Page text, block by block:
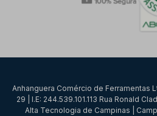
Anhanguera Comércio de Ferramentas
29 | I.E: 244.539.101.113 Rua Ronald
Alta Tecnologia de Campinas |